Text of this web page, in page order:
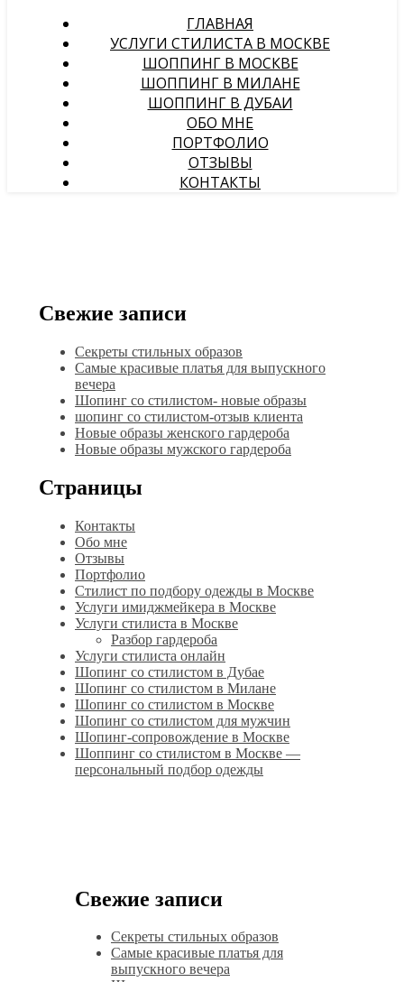
ГЛАВНАЯ
УСЛУГИ СТИЛИСТА В МОСКВЕ
ШОППИНГ В МОСКВЕ
ШОППИНГ В МИЛАНЕ
ШОППИНГ В ДУБАИ
ОБО МНЕ
ПОРТФОЛИО
ОТЗЫВЫ
КОНТАКТЫ
Свежие записи
Секреты стильных образов
Самые красивые платья для выпускного
вечера
Шопинг со стилистом- новые образы
шопинг со стилистом-отзыв клиента
Новые образы женского гардероба
Новые образы мужского гардероба
Страницы
Контакты
Обо мне
Отзывы
Портфолио
Стилист по подбору одежды в Москве
Услуги имиджмейкера в Москве
Услуги стилиста в Москве
Разбор гардероба
Услуги стилиста онлайн
Шопинг со стилистом в Дубае
Шопинг со стилистом в Милане
Шопинг со стилистом в Москве
Шопинг со стилистом для мужчин
Шопинг-сопровождение в Москве
Шоппинг со стилистом в Москве —
персональный подбор одежды
Свежие записи
Секреты стильных образов
Самые красивые платья для
выпускного вечера